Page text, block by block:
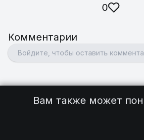
0
Комментарии
Вам также может
Как поменять руку
Ошибка "Подбор игр